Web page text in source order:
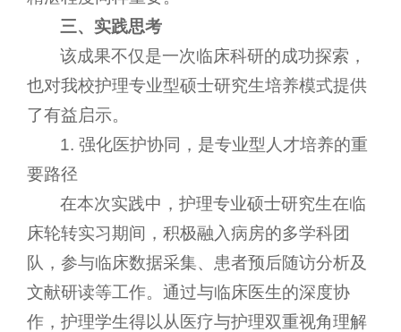
三、实践思考
该成果不仅是一次临床科研的成功探索，
也对我校护理专业型硕士研究生培养模式提供
了有益启示。
1. 强化医护协同，是专业型人才培养的重
要路径
在本次实践中，护理专业硕士研究生在临
床轮转实习期间，积极融入病房的多学科团
队，参与临床数据采集、患者预后随访分析及
文献研读等工作。通过与临床医生的深度协
作，护理学生得以从医疗与护理双重视角理解